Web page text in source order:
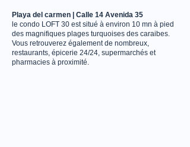
Playa del carmen | Calle 14 Avenida 35
le condo LOFT 30 est situé à environ 10 mn à pied
des magnifiques plages turquoises des caraibes.
Vous retrouverez également de nombreux,
restaurants, épicerie 24/24, supermarchés et
pharmacies à proximité.